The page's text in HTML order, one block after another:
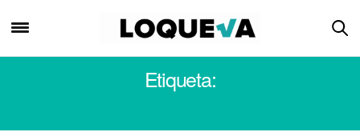
Etiqueta: